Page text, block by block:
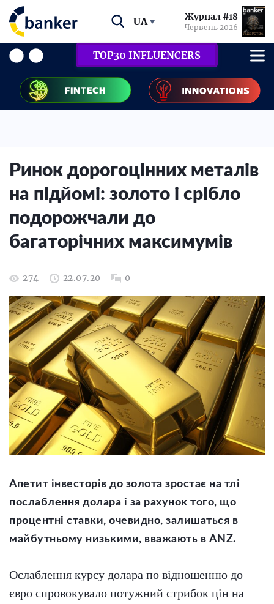
UA Журнал #18
Червень 2026
TOP30 INFLUENCERS
Ринок дорогоцінних металів
на підйомі: золото і срібло
подорожчали до
багаторічних максимумів
274 22.07.20 0
Апетит інвесторів до золота зростає на тлі
послаблення долара і за рахунок того, що
процентні ставки, очевидно, залишаться в
майбутньому низькими, вважають в ANZ.
Ослаблення курсу долара по відношенню до
євро спровокувало потужний стрибок цін на